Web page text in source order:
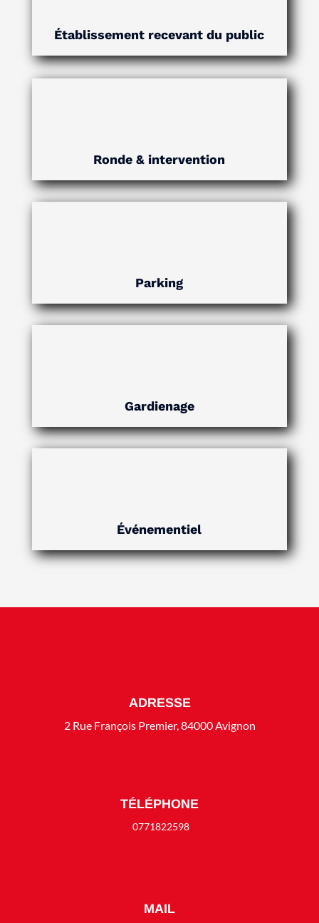
Établissement recevant du public
Ronde & intervention
Parking
Gardienage
Événementiel
ADRESSE
2 Rue François Premier, 84000 Avignon
TÉLÉPHONE
0771822598
MAIL